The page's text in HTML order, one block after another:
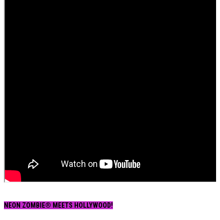
NEON ZOMBIE® MEETS HOLLYWOOD!